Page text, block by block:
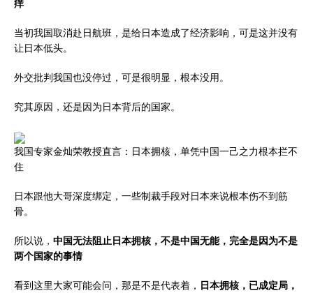
痒
当初我国取消赴日航班，是给日本造成了经济影响，可是这并没有
让日本低头。
外交批判我国也没停过，可是很明显，根本没用。
究其原因，还是因为日本背后的国家。
我国专家金灿荣教授直言：日本拥核，单凭中国一己之力根本拦不
住
日本跟他大哥深度绑定，一些制裁手段对日本来说根本伤不到筋
骨。
所以说， 中国无法阻止日本拥核，不是中国无能，完全是因为不是
两个国家的事情
看到这里大家可能会问，那是不是代表着， 日本拥核，已成定局，